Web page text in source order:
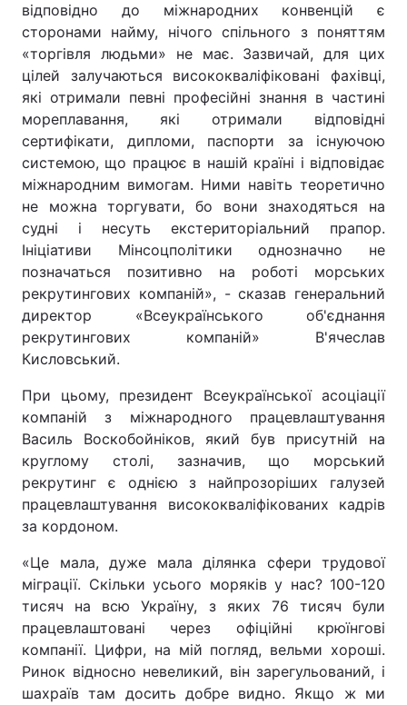
Україна Політика
Економіка
Спорт Наука
Техно і зв'язок Лайт
Зброя Інциденти
Здоров'я Туризм
Цікавинки Погода
Екологія
Лонгріди
Відео з Youtube Статті
Інтерв'ю Думки
Архів Вакансії
Контакти
Послуги
відповідно до міжнародних конвенцій є
сторонами найму, нічого спільного з поняттям
«торгівля людьми» не має. Зазвичай, для цих
цілей залучаються висококваліфіковані фахівці,
які отримали певні професійні знання в частині
мореплавання, які отримали відповідні
сертифікати, дипломи, паспорти за існуючою
системою, що працює в нашій країні і відповідає
міжнародним вимогам. Ними навіть теоретично
не можна торгувати, бо вони знаходяться на
судні і несуть екстериторіальний прапор.
Ініціативи Мінсоцполітики однозначно не
позначаться позитивно на роботі морських
рекрутингових компаній», - сказав генеральний
директор «Всеукраїнського об'єднання
рекрутингових компаній» В'ячеслав
Кисловський.
При цьому, президент Всеукраїнської асоціації
компаній з міжнародного працевлаштування
Василь Воскобойніков, який був присутній на
круглому столі, зазначив, що морський
рекрутинг є однією з найпрозоріших галузей
працевлаштування висококваліфікованих кадрів
за кордоном.
«Це мала, дуже мала ділянка сфери трудової
міграції. Скільки усього моряків у нас? 100-120
тисяч на всю Україну, з яких 76 тисяч були
працевлаштовані через офіційні крюїнгові
компанії. Цифри, на мій погляд, вельми хороші.
Ринок відносно невеликий, він зарегульований, і
шахраїв там досить добре видно. Якщо ж ми